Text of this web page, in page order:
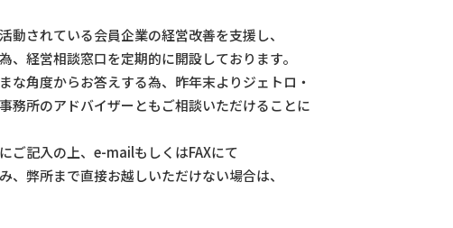
されている会員企業の経営改善を支援し、
経営相談窓口を定期的に開設しております。
な角度からお答えする為、昨年末よりジェトロ・
務所のアドバイザーともご相談いただけることに
ご記入の上、e-mailもしくはFAXにて
弊所まで直接お越しいただけない場合は、